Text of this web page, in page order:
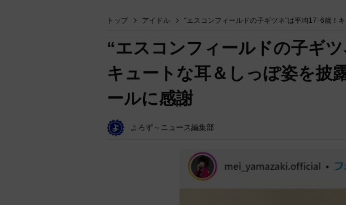
トップ アイドル “エスコンフィールドの子ギツネ”は平均17･6歳
“エスコンフィールドの子ギツ
キュートな耳＆しっぽ姿を
ールに感謝
よろず～ニュース編集部